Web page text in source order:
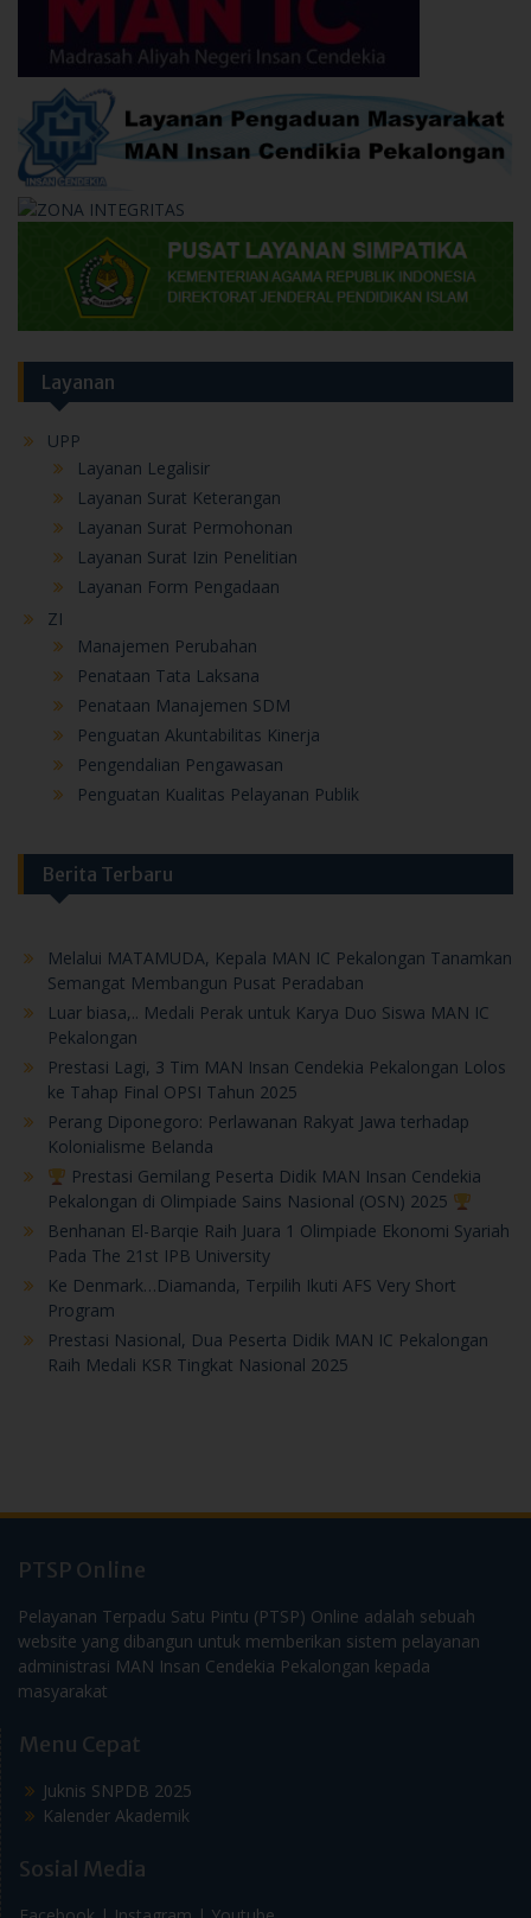
Layanan
UPP
Layanan Surat Permohonan
Layanan Surat Izin Penelitian
Layanan Form Pengadaan
Manajemen Perubahan
Penataan Manajemen SDM
Penguatan Akuntabilitas Kinerja
Pengendalian Pengawasan
Penguatan Kualitas Pelayanan Publik
Melalui MATAMUDA, Kepala MAN IC Pekalongan Tanamkan
Luar biasa,.. Medali Perak untuk Karya Duo Siswa MAN IC
Pekalongan
Prestasi Lagi, 3 Tim MAN Insan Cendekia Pekalongan Lolos
ke Tahap Final OPSI Tahun 2025
Perang Diponegoro: Perlawanan Rakyat Jawa terhadap
Kolonialisme Belanda
Prestasi Gemilang Peserta Didik MAN Insan Cendekia
Pekalongan di Olimpiade Sains Nasional (OSN) 2025
Benhanan El-Barqie Raih Juara 1 Olimpiade Ekonomi Syariah
Pada The 21st IPB University
Ke Denmark…Diamanda, Terpilih Ikuti AFS Very Short
Program
Prestasi Nasional, Dua Peserta Didik MAN IC Pekalongan
Raih Medali KSR Tingkat Nasional 2025
PTSP Online
Pelayanan Terpadu Satu Pintu (PTSP) Online adalah sebuah
administrasi MAN Insan Cendekia Pekalongan kepada
masyarakat
Menu Cepat
Juknis SNPDB 2025
Sosial Media
Facebook | Instagram |